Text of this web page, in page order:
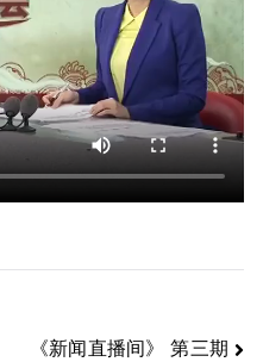
《新闻直播间》 第三期